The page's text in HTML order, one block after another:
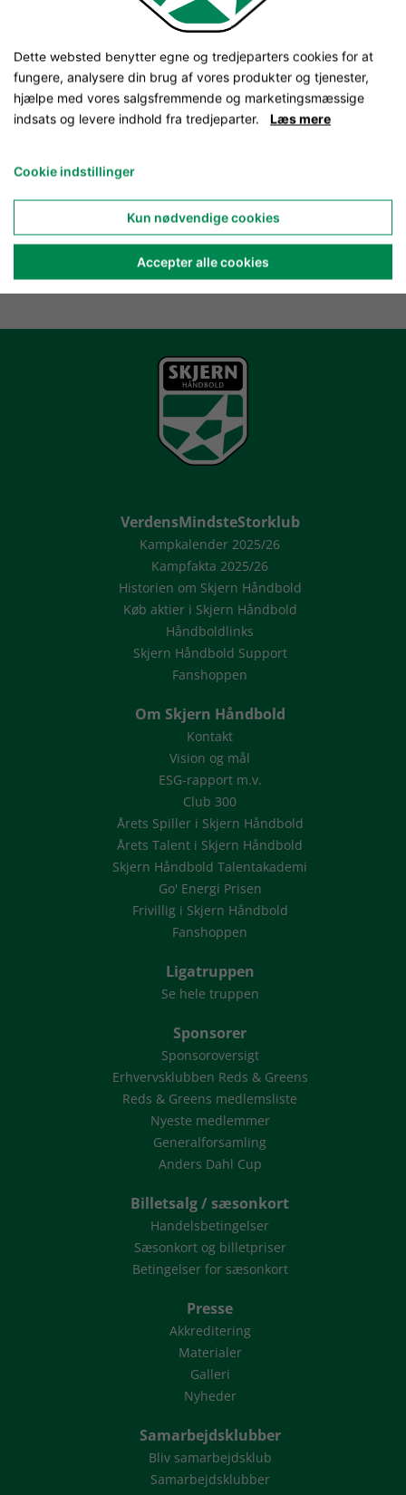
VerdensMindsteStorklub
Kampkalender 2025/26
Kampfakta 2025/26
Historien om Skjern Håndbold
Køb aktier i Skjern Håndbold
Håndboldlinks
Skjern Håndbold Support
Fanshoppen
Om Skjern Håndbold
Kontakt
Vision og mål
ESG-rapport m.v.
Club 300
Årets Spiller i Skjern Håndbold
Årets Talent i Skjern Håndbold
Skjern Håndbold Talentakademi
Go' Energi Prisen
Frivillig i Skjern Håndbold
Fanshoppen
Ligatruppen
Se hele truppen
Sponsorer
Sponsoroversigt
Erhvervsklubben Reds & Greens
Reds & Greens medlemsliste
Nyeste medlemmer
Generalforsamling
Anders Dahl Cup
Billetsalg / sæsonkort
Handelsbetingelser
Sæsonkort og billetpriser
Betingelser for sæsonkort
Presse
Akkreditering
Materialer
Galleri
Nyheder
Samarbejdsklubber
Bliv samarbejdsklub
Samarbejdsklubber
Dette websted benytter egne og tredjeparters cookies for at
fungere, analysere din brug af vores produkter og tjenester,
hjælpe med vores salgsfremmende og marketingsmæssige
indsats og levere indhold fra tredjeparter. Læs mere
Cookie indstillinger
Kun nødvendige cookies
Accepter alle cookies